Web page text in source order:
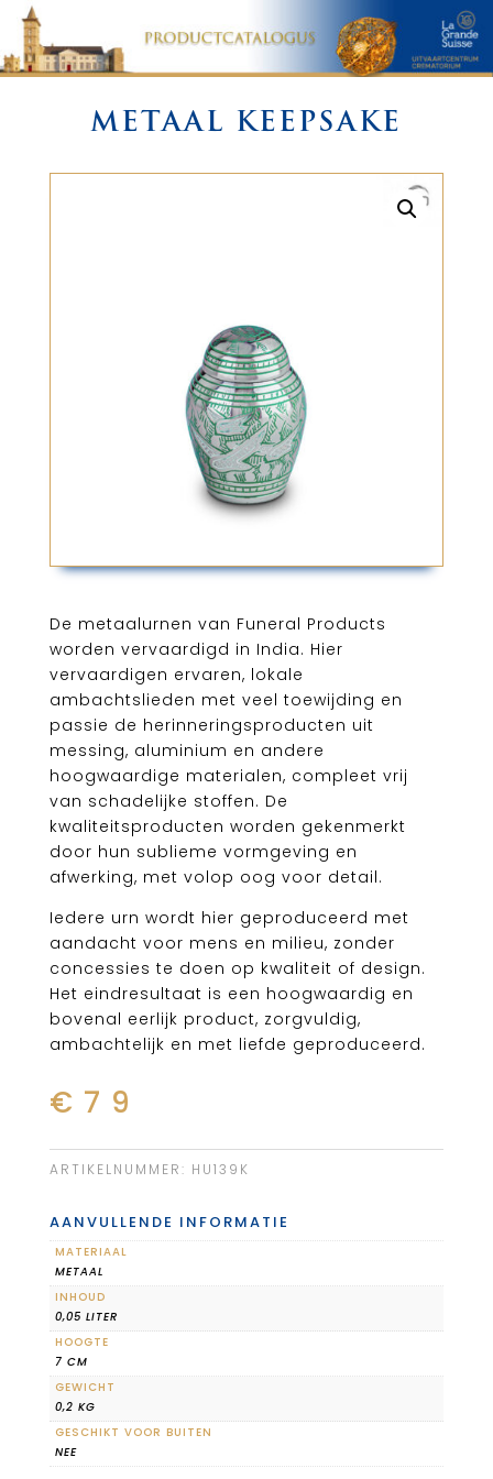
METAAL KEEPSAKE
De metaalurnen van Funeral Products
worden vervaardigd in India. Hier
vervaardigen ervaren, lokale
ambachtslieden met veel toewijding en
passie de herinneringsproducten uit
messing, aluminium en andere
hoogwaardige materialen, compleet vrij
van schadelijke stoffen. De
kwaliteitsproducten worden gekenmerkt
door hun sublieme vormgeving en
afwerking, met volop oog voor detail.
Iedere urn wordt hier geproduceerd met
aandacht voor mens en milieu, zonder
concessies te doen op kwaliteit of design.
Het eindresultaat is een hoogwaardig en
bovenal eerlijk product, zorgvuldig,
ambachtelijk en met liefde geproduceerd.
€ 79
ARTIKELNUMMER: HU139K
AANVULLENDE INFORMATIE
MATERIAAL
METAAL
INHOUD
0,05 LITER
HOOGTE
7 CM
GEWICHT
0,2 KG
GESCHIKT VOOR BUITEN
NEE